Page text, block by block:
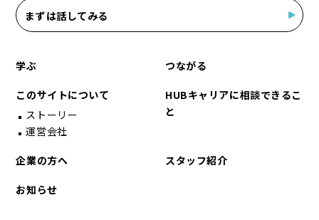
まずは話してみる
学ぶ つながる
このサイトについて
ストーリー
運営会社
HUBキャリアに相談できるこ
と
企業の方へ スタッフ紹介
お知らせ